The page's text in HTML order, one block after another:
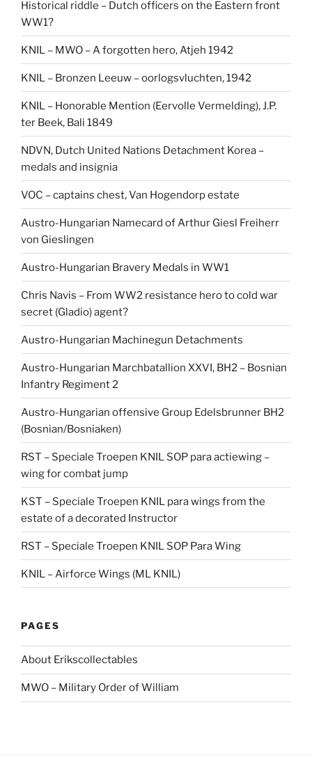
Historical riddle – Dutch officers on the Eastern front
WW1?
KNIL – MWO – A forgotten hero, Atjeh 1942
KNIL – Bronzen Leeuw – oorlogsvluchten, 1942
KNIL – Honorable Mention (Eervolle Vermelding), J.P.
ter Beek, Bali 1849
NDVN, Dutch United Nations Detachment Korea –
medals and insignia
VOC – captains chest, Van Hogendorp estate
Austro-Hungarian Namecard of Arthur Giesl Freiherr
von Gieslingen
Austro-Hungarian Bravery Medals in WW1
Chris Navis – From WW2 resistance hero to cold war
secret (Gladio) agent?
Austro-Hungarian Machinegun Detachments
Austro-Hungarian Marchbatallion XXVI, BH2 – Bosnian
Infantry Regiment 2
Austro-Hungarian offensive Group Edelsbrunner BH2
(Bosnian/Bosniaken)
RST – Speciale Troepen KNIL SOP para actiewing –
wing for combat jump
KST – Speciale Troepen KNIL para wings from the
estate of a decorated Instructor
RST – Speciale Troepen KNIL SOP Para Wing
KNIL – Airforce Wings (ML KNIL)
PAGES
About Erikscollectables
MWO – Military Order of William